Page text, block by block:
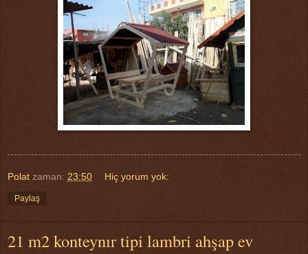
Polat zaman: 23:50 Hiç yorum yok:
Paylaş
21 m2 konteynır tipi lambri ahşap ev